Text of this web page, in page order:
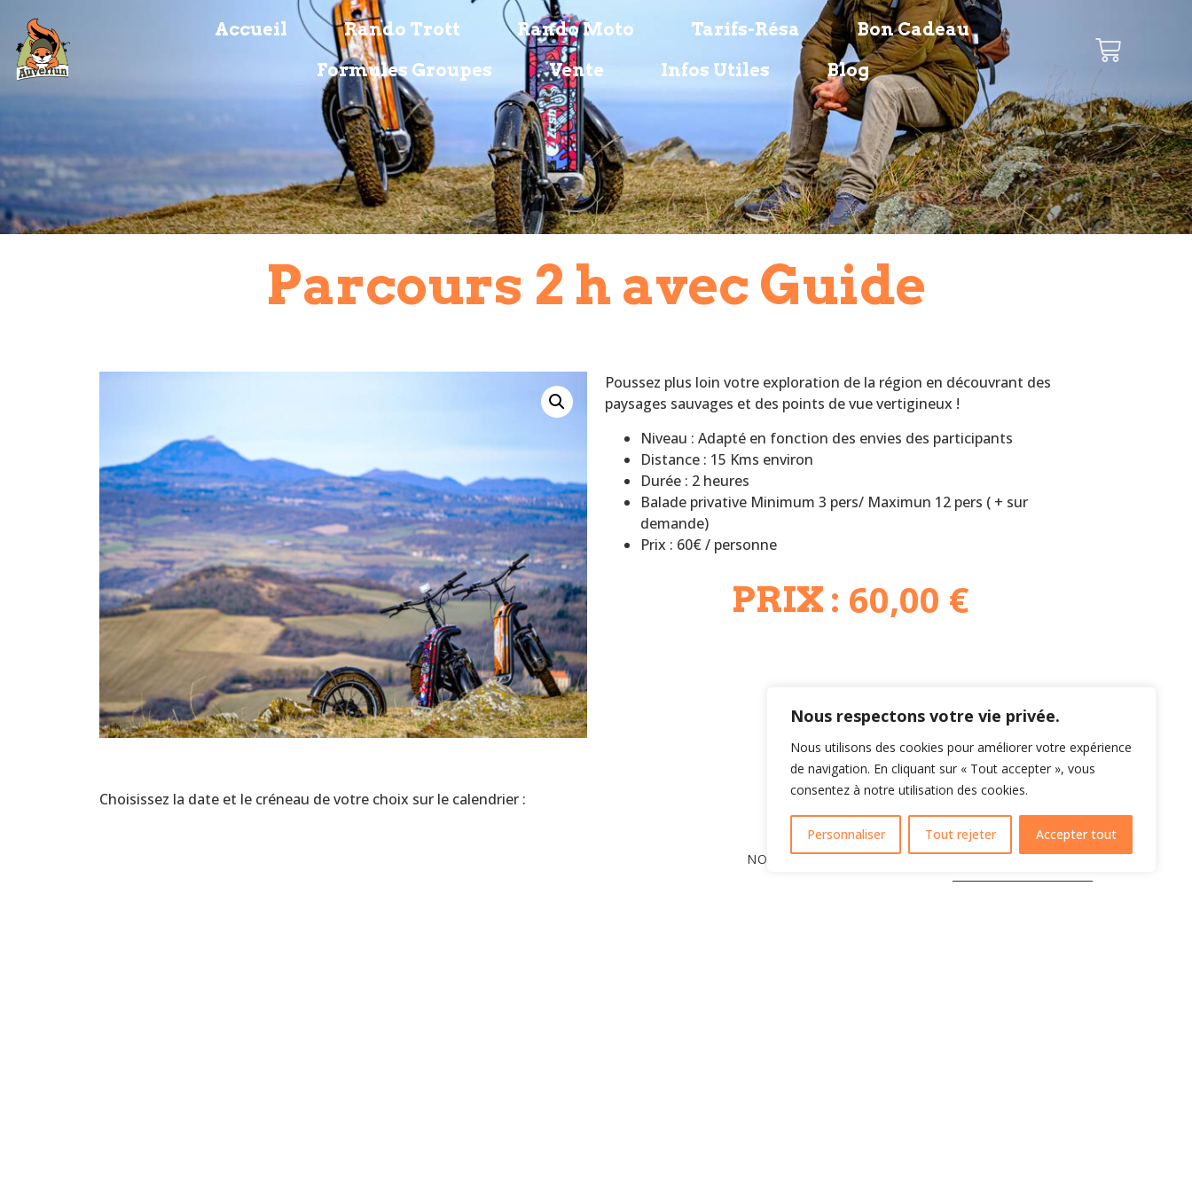
Nous respectons votre vie privée.
Nous utilisons des cookies pour améliorer votre expérience
de navigation. En cliquant sur « Tout accepter », vous
consentez à notre utilisation des cookies.
Personnaliser Tout rejeter Accepter tout
Accueil Rando Trott Rando Moto Tarifs-Résa
Bon Cadeau
Formules Groupes
Vente Infos Utiles Blog
Parcours 2 h avec Guide
Poussez plus loin votre exploration de la région en découvrant des
paysages sauvages et des points de vue vertigineux !
Niveau : Adapté en fonction des envies des participants
Distance : 15 Kms environ
Durée : 2 heures
Balade privative Minimum 3 pers/ Maximun 12 pers ( + sur
demande)
Prix : 60€ / personne
PRIX : 60,00 €
Choisissez la date et le créneau de votre choix sur le calendrier :
NOMBRE DE PERSONNE